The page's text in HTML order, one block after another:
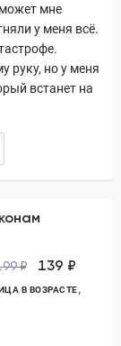
мне
у меня всё.
руку, но у меня
встанет на
₽ 139 ₽
В ВОЗРАСТЕ